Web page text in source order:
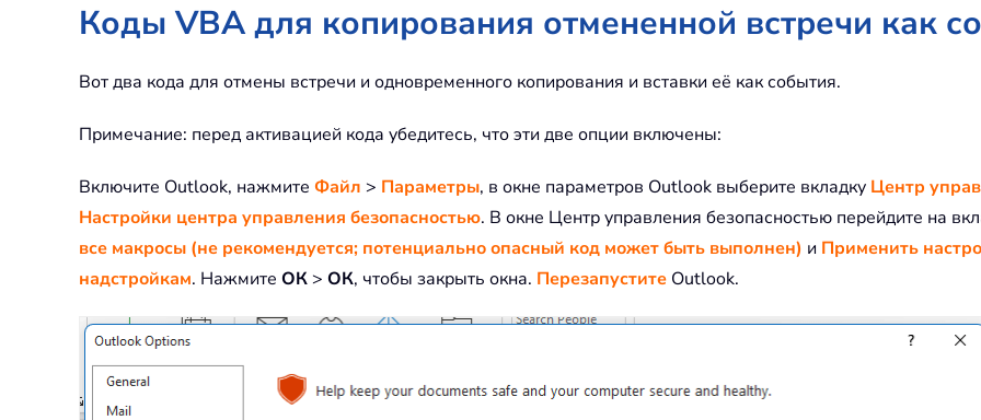
Коды VBA для копирования отмененной встречи как
Вот два кода для отмены встречи и одновременного копирования и вставки её как события.
Примечание: перед активацией кода убедитесь, что эти две опции включены:
Включите Outlook, нажмите Файл > Параметры, в окне параметров Outlook выберите вкладку Центр
Настройки центра управления безопасностью. В окне Центр управления безопасностью перейдите на
все макросы (не рекомендуется; потенциально опасный код может быть выполнен) и Применить
надстройкам. Нажмите ОК > ОК, чтобы закрыть окна. Перезапустите Outlook.